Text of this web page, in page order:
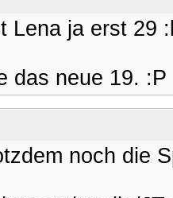
Lena ja erst 29
das neue 19. :P
noch die